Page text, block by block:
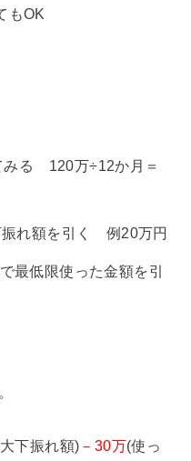
もOK
みる 120万÷12か月＝
れ額を引く 例20万円
最低限使った金額を引
下振れ額) －30万(使っ